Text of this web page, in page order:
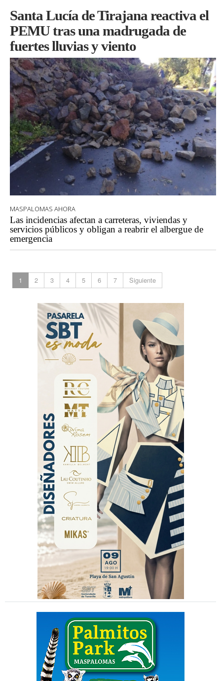
Santa Lucía de Tirajana reactiva el
PEMU tras una madrugada de
fuertes lluvias y viento
MASPALOMAS AHORA
Las incidencias afectan a carreteras, viviendas y
servicios públicos y obligan a reabrir el albergue de
emergencia
1 2 3 4 5 6 7 Siguiente